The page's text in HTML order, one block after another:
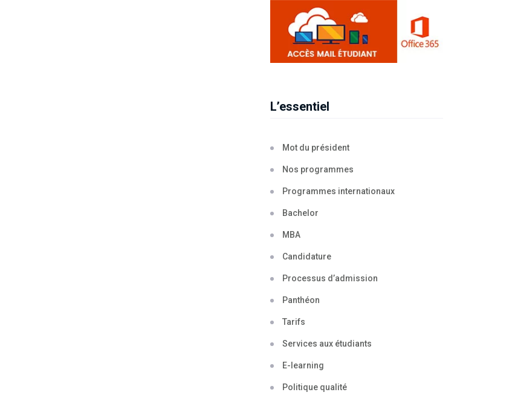
L’essentiel
Mot du président
Nos programmes
Programmes internationaux
Bachelor
MBA
Candidature
Processus d’admission
Panthéon
Tarifs
Services aux étudiants
E-learning
Politique qualité